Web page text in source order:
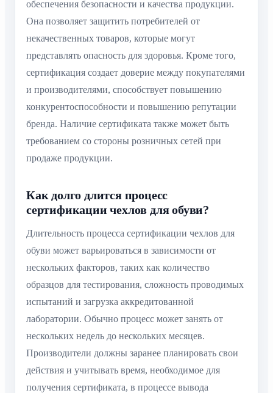
обеспечения безопасности и качества продукции.
Она позволяет защитить потребителей от
некачественных товаров, которые могут
представлять опасность для здоровья. Кроме того,
сертификация создает доверие между покупателями
и производителями, способствует повышению
конкурентоспособности и повышению репутации
бренда. Наличие сертификата также может быть
требованием со стороны розничных сетей при
продаже продукции.
Как долго длится процесс
сертификации чехлов для обуви?
Длительность процесса сертификации чехлов для
обуви может варьироваться в зависимости от
нескольких факторов, таких как количество
образцов для тестирования, сложность проводимых
испытаний и загрузка аккредитованной
лаборатории. Обычно процесс может занять от
нескольких недель до нескольких месяцев.
Производители должны заранее планировать свои
действия и учитывать время, необходимое для
получения сертификата, в процессе вывода